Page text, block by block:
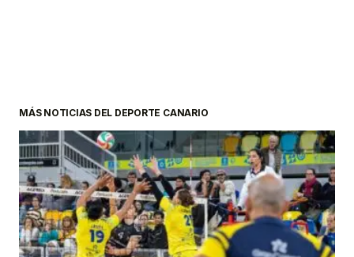
MÁS NOTICIAS DEL DEPORTE CANARIO